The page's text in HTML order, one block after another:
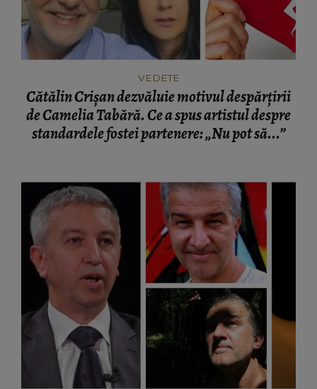
VEDETE
Cătălin Crișan dezvăluie motivul despărțirii
de Camelia Tabără. Ce a spus artistul despre
standardele fostei partenere: „Nu pot să...”